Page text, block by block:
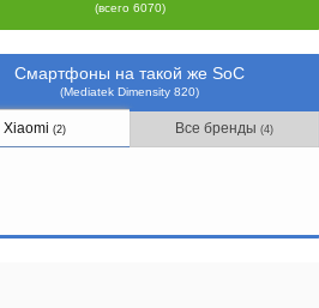
(всего 6070)
Смартфоны на такой же SoC
(Mediatek Dimensity 820)
Xiaomi(2) Все бренды(4)